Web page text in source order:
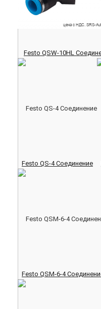
Festo QSW-10HL
Festo QS-4 Соединение
Festo QSM-6-4